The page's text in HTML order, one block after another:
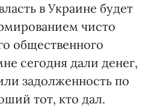
в Украине будет
чисто
общественного
сегодня дали денег,
задолженность по
тот, кто дал.